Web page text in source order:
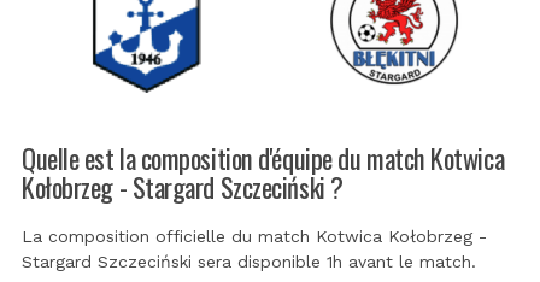
Quelle est la composition d'équipe du match Kotwica
Kołobrzeg - Stargard Szczeciński ?
La composition officielle du match Kotwica Kołobrzeg -
Stargard Szczeciński sera disponible 1h avant le match.